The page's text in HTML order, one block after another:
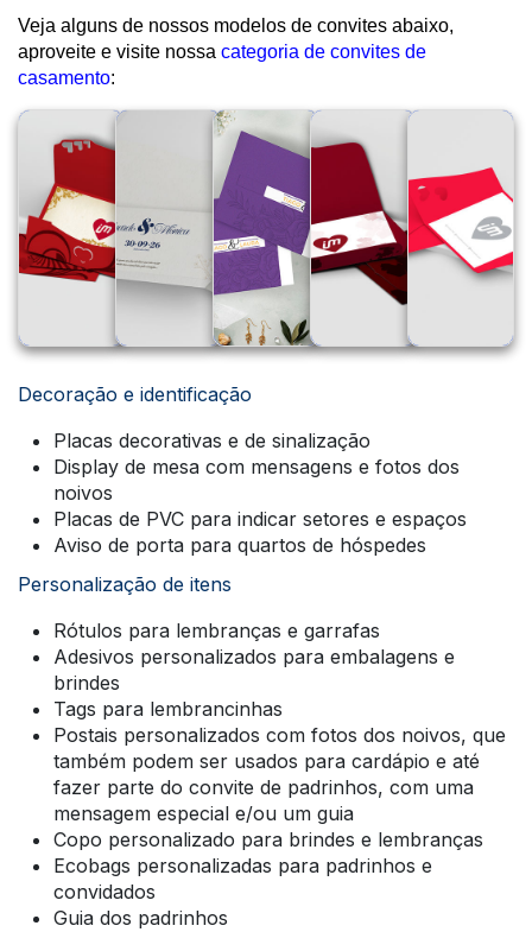
Veja alguns de nossos modelos de convites abaixo,
aproveite e visite nossa categoria de convites de
casamento:
Decoração e identificação
Placas decorativas e de sinalização
Display de mesa com mensagens e fotos dos
noivos
Placas de PVC para indicar setores e espaços
Aviso de porta para quartos de hóspedes
Personalização de itens
Rótulos para lembranças e garrafas
Adesivos personalizados para embalagens e
brindes
Tags para lembrancinhas
Postais personalizados com fotos dos noivos, que
também podem ser usados para cardápio e até
fazer parte do convite de padrinhos, com uma
mensagem especial e/ou um guia
Copo personalizado para brindes e lembranças
Ecobags personalizadas para padrinhos e
convidados
Guia dos padrinhos